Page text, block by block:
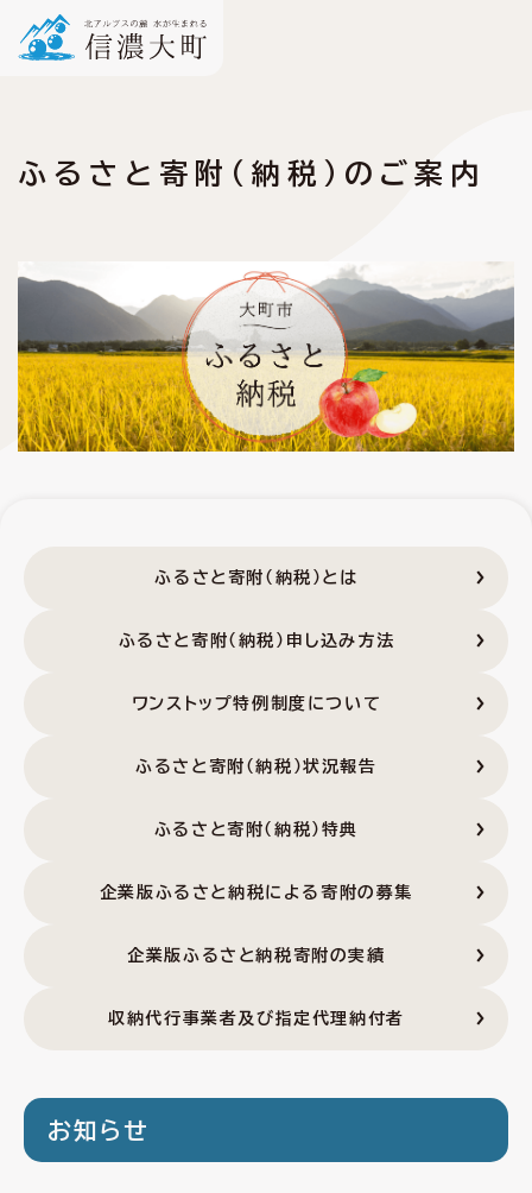
ふるさと寄附（納税）のご案内
ふるさと寄附（納税）とは
ふるさと寄附（納税）申し込み方法
ワンストップ特例制度について
ふるさと寄附（納税）状況報告
ふるさと寄附（納税）特典
企業版ふるさと納税による寄附の募集
企業版ふるさと納税寄附の実績
収納代行事業者及び指定代理納付者
お知らせ